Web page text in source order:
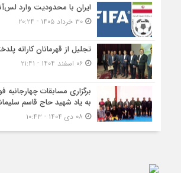
ایران با محدودیت وارد
۳۰ خرداد ۱۴۰۵ - ۲۰:۲۴
تجلیل از قهرمانان کاراته
۰۶ اسفند ۱۴۰۴ - ۲۱:۴۱
به یاد شهید حاج قاسم